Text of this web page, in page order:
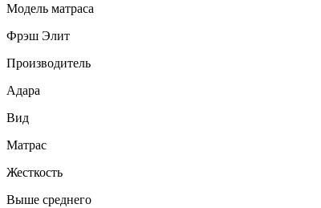
Модель матраса
Фрэш Элит
Производитель
Адара
Вид
Матрас
Жесткость
Выше среднего